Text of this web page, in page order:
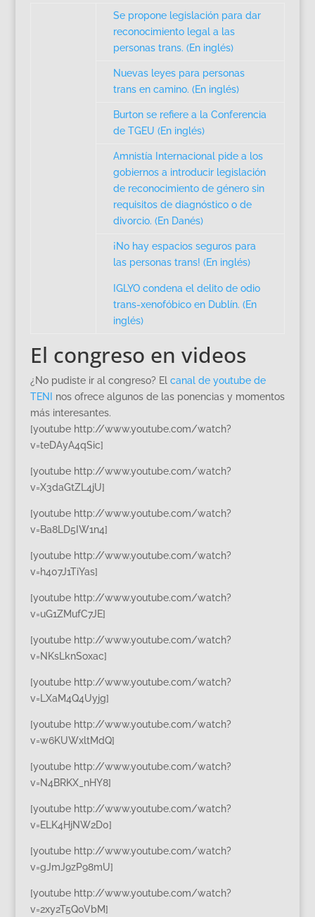
Se propone legislación para dar
reconocimiento legal a las
personas trans. (En inglés)
Nuevas leyes para personas
trans en camino. (En inglés)
Burton se refiere a la Conferencia
de TGEU (En inglés)
Amnistía Internacional pide a los
gobiernos a introducir legislación
de reconocimiento de género sin
requisitos de diagnóstico o de
divorcio. (En Danés)
¡No hay espacios seguros para
las personas trans! (En inglés)
IGLYO condena el delito de odio
trans-xenofóbico en Dublín. (En
inglés)
El congreso en videos
¿No pudiste ir al congreso? El canal de youtube de
TENI nos ofrece algunos de las ponencias y momentos
más interesantes.
[youtube http://www.youtube.com/watch?
v=teDAyA4qSic]
[youtube http://www.youtube.com/watch?
v=X3daGtZL4jU]
[youtube http://www.youtube.com/watch?
v=Ba8LD5IW1n4]
[youtube http://www.youtube.com/watch?
v=h407J1TiYas]
[youtube http://www.youtube.com/watch?
v=uG1ZMufC7JE]
[youtube http://www.youtube.com/watch?
v=NKsLknSoxac]
[youtube http://www.youtube.com/watch?
v=LXaM4Q4Uyjg]
[youtube http://www.youtube.com/watch?
v=w6KUWxltMdQ]
[youtube http://www.youtube.com/watch?
v=N4BRKX_nHY8]
[youtube http://www.youtube.com/watch?
v=ELK4HjNW2D0]
[youtube http://www.youtube.com/watch?
v=gJmJ9zP98mU]
[youtube http://www.youtube.com/watch?
v=2xy2T5Q0VbM]